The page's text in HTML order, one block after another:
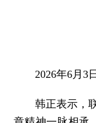
2026年6月3
韩正表示，